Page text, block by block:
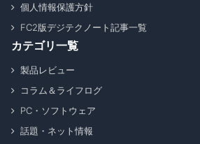
個人情報保護方針
FC2版デジテクノート記事一覧
カテゴリ一覧
製品レビュー
コラム＆ライフログ
PC・ソフトウェア
話題・ネット情報